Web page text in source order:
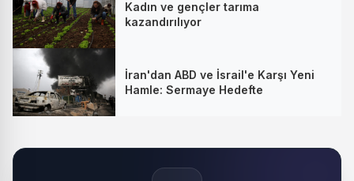
Kadın ve gençler tarıma
kazandırılıyor
İran'dan ABD ve İsrail'e Karşı Yeni
Hamle: Sermaye Hedefte